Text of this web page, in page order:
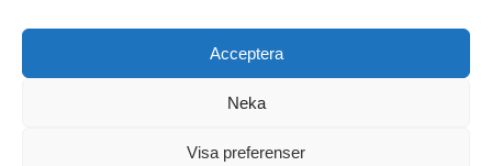
Acceptera
Neka
Visa preferenser